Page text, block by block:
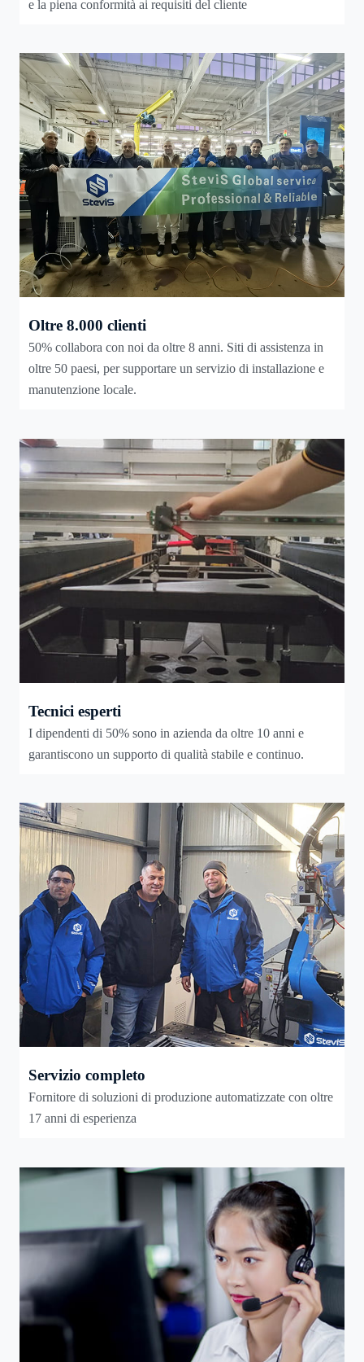
e la piena conformità ai requisiti del cliente
Oltre 8.000 clienti
50% collabora con noi da oltre 8 anni. Siti di assistenza in
oltre 50 paesi, per supportare un servizio di installazione e
manutenzione locale.
Tecnici esperti
I dipendenti di 50% sono in azienda da oltre 10 anni e
garantiscono un supporto di qualità stabile e continuo.
Servizio completo
Fornitore di soluzioni di produzione automatizzate con oltre
17 anni di esperienza